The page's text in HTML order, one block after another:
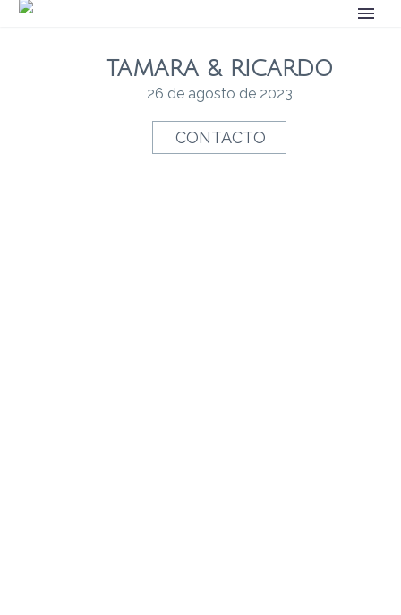
TAMARA & RICARDO
26 de agosto de 2023
CONTACTO